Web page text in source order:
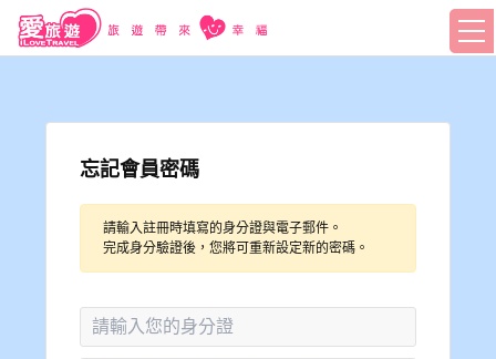
忘記會員密碼
請輸入註冊時填寫的身分證與電子郵件。
完成身分驗證後，您將可重新設定新的密碼。